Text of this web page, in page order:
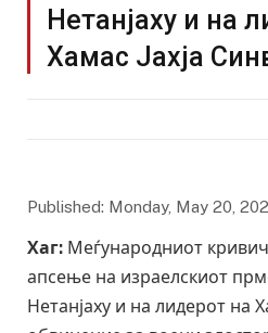
Нетанјаху и на
Хамас Јахја
Published: Monday, May 20,
Хаг: Меѓународниот
апсење на израелскиот
Нетанјаху и на лидерот на